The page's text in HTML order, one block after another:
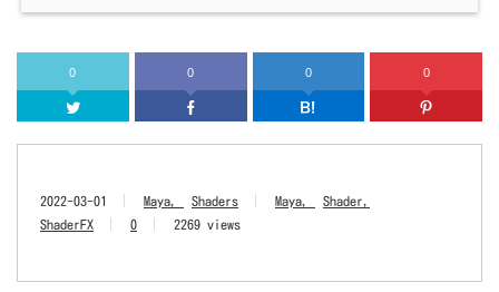
0
Twitter
0
Facebook
0
はてなブッ
0
2022-03-01 Maya Shaders Maya
Shader
ShaderFX
0 2269 views